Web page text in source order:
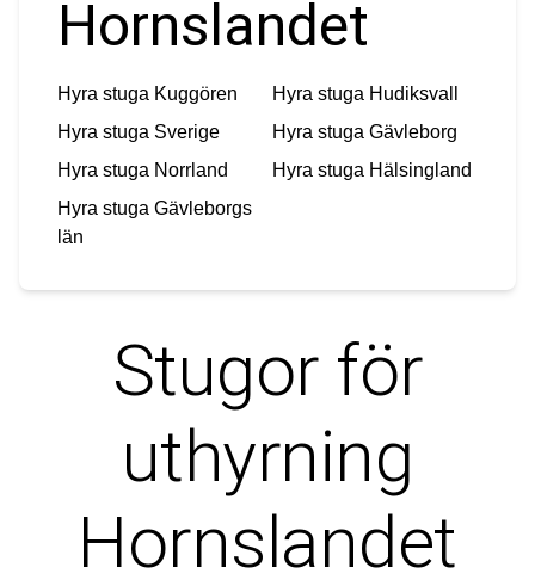
Hornslandet
Hyra stuga Kuggören Hyra stuga Hudiksvall
Hyra stuga Sverige Hyra stuga Gävleborg
Hyra stuga Norrland Hyra stuga Hälsingland
Hyra stuga Gävleborgs
län
Stugor för
uthyrning
Hornslandet